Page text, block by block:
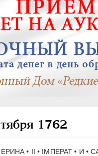
1762
• II • IМПЕРАТ • И